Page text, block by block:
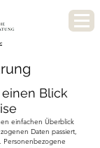
Blick
einfachen Überblick
Daten passiert,
Personenbezogene